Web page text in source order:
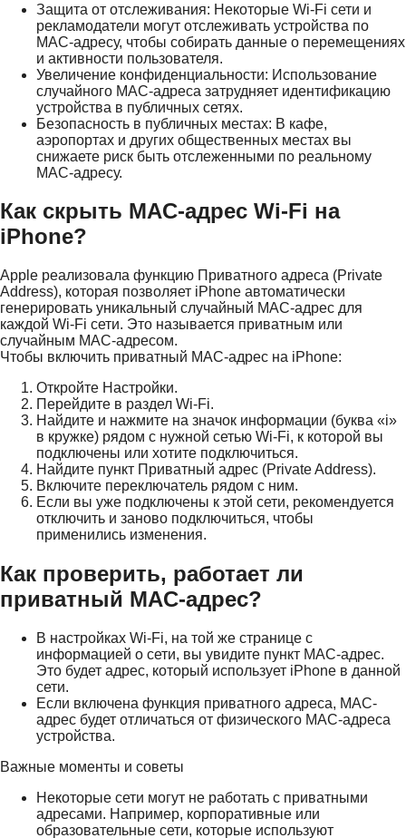
Защита от отслеживания: Некоторые Wi-Fi сети и
рекламодатели могут отслеживать устройства по
MAC-адресу, чтобы собирать данные о перемещениях
и активности пользователя.
Увеличение конфиденциальности: Использование
случайного MAC-адреса затрудняет идентификацию
устройства в публичных сетях.
Безопасность в публичных местах: В кафе,
аэропортах и других общественных местах вы
снижаете риск быть отслеженными по реальному
MAC-адресу.
Как скрыть MAC-адрес Wi-Fi на
iPhone?
Apple реализовала функцию Приватного адреса (Private
Address), которая позволяет iPhone автоматически
генерировать уникальный случайный MAC-адрес для
каждой Wi-Fi сети. Это называется приватным или
случайным MAC-адресом.
Чтобы включить приватный MAC-адрес на iPhone:
Откройте Настройки.
Перейдите в раздел Wi-Fi.
Найдите и нажмите на значок информации (буква «i»
в кружке) рядом с нужной сетью Wi-Fi, к которой вы
подключены или хотите подключиться.
Найдите пункт Приватный адрес (Private Address).
Включите переключатель рядом с ним.
Если вы уже подключены к этой сети, рекомендуется
отключить и заново подключиться, чтобы
применились изменения.
Как проверить, работает ли
приватный MAC-адрес?
В настройках Wi-Fi, на той же странице с
информацией о сети, вы увидите пункт MAC-адрес.
Это будет адрес, который использует iPhone в данной
сети.
Если включена функция приватного адреса, MAC-
адрес будет отличаться от физического MAC-адреса
устройства.
Важные моменты и советы
Некоторые сети могут не работать с приватными
адресами. Например, корпоративные или
образовательные сети, которые используют